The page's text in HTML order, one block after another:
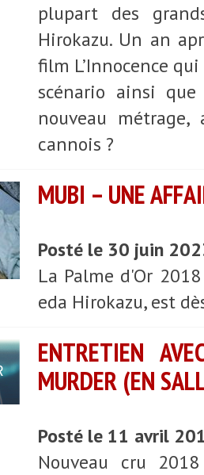
plupart des
Hirokazu. Un an
film L’Innocence
scénario ainsi
nouveau
cannois ?
MUBI – UNE
Posté le 30 juin
La Palme d'Or
eda Hirokazu, est
ENTRETIEN
MURDER (EN
Posté le 11 avril
Nouveau cru